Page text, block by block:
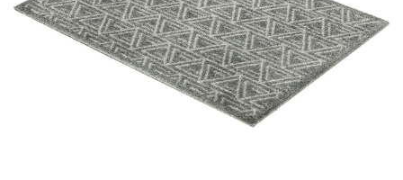
VINYL FALBURKOLAT